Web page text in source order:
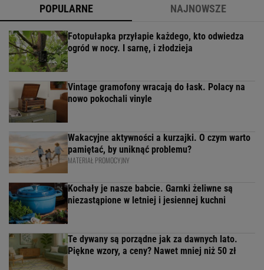
POPULARNE NAJNOWSZE
Fotopułapka przyłapie każdego, kto odwiedza
ogród w nocy. I sarnę, i złodzieja
Vintage gramofony wracają do łask. Polacy na
nowo pokochali vinyle
Wakacyjne aktywności a kurzajki. O czym warto
pamiętać, by uniknąć problemu?
MATERIAŁ PROMOCYJNY
Kochały je nasze babcie. Garnki żeliwne są
niezastąpione w letniej i jesiennej kuchni
Te dywany są porządne jak za dawnych lato.
Piękne wzory, a ceny? Nawet mniej niż 50 zł